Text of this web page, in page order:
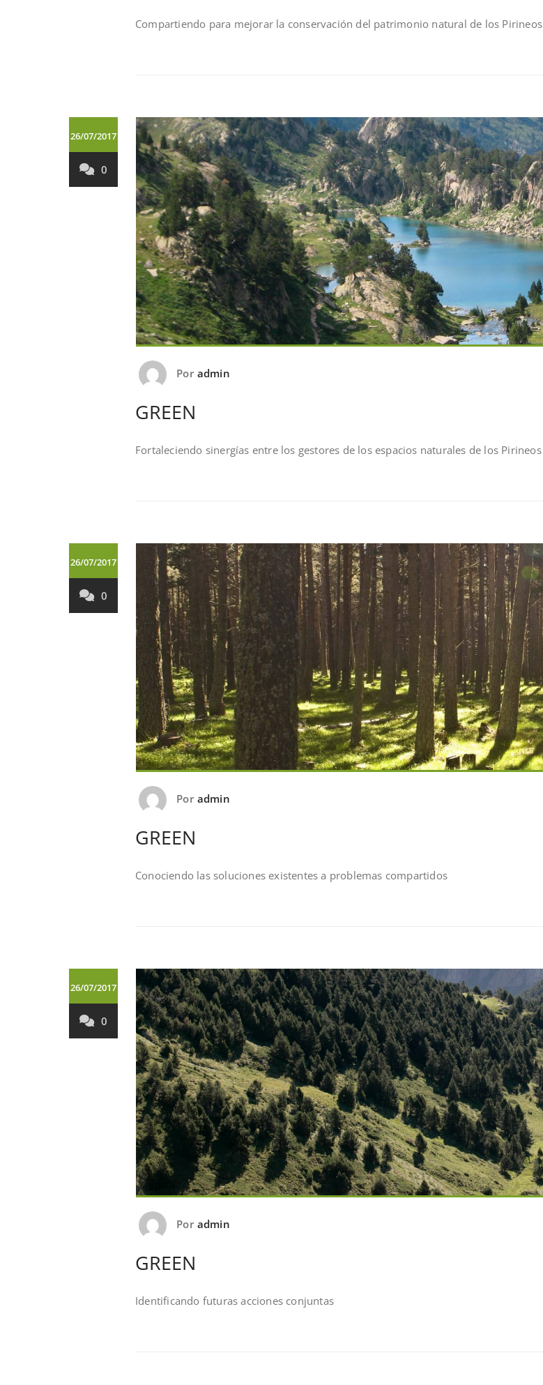
Compartiendo para mejorar la conservación del patrimonio natural de los Pirineos
26/07/2017
0
Por admin
GREEN
Fortaleciendo sinergías entre los gestores de los espacios naturales de los Pirineos
26/07/2017
0
Por admin
GREEN
Conociendo las soluciones existentes a problemas compartidos
26/07/2017
0
Por admin
GREEN
Identificando futuras acciones conjuntas